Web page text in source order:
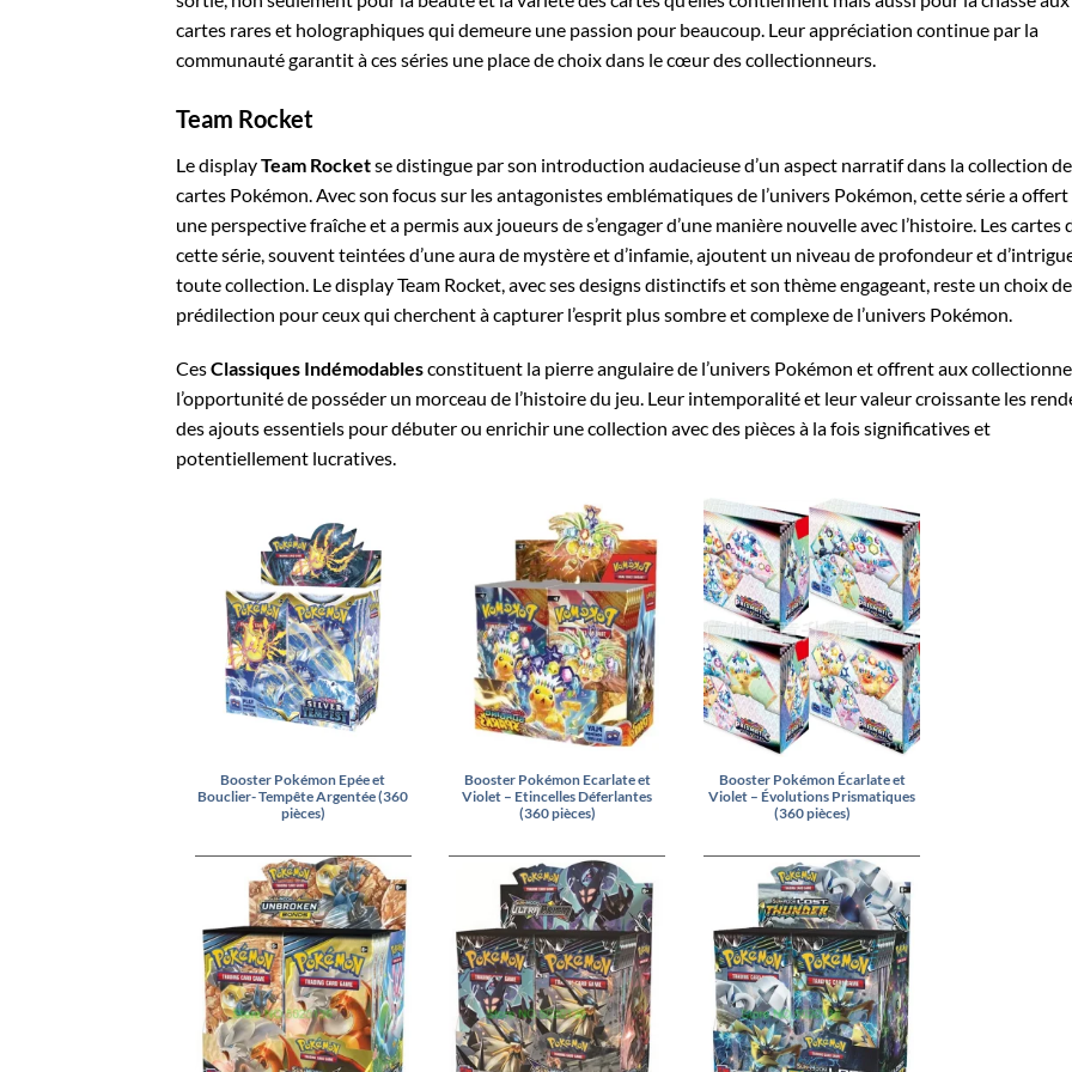
cartes rares et holographiques qui demeure une passion pour beaucoup. Leur appréciation continue par la
communauté garantit à ces séries une place de choix dans le cœur des collectionneurs.
Team Rocket
Le displayTeam Rocketse distingue par son introduction audacieuse d’un aspect narratif dans la collection de
cartes Pokémon. Avec son focus sur les antagonistes emblématiques de l’univers Pokémon, cette série a offert
une perspective fraîche et a permis aux joueurs de s’engager d’une manière nouvelle avec l’histoire. Les cartes
cette série, souvent teintées d’une aura de mystère et d’infamie, ajoutent un niveau de profondeur et
toute collection. Le display Team Rocket, avec ses designs distinctifs et son thème engageant, reste un choix de
prédilection pour ceux qui cherchent à capturer l’esprit plus sombre et complexe de l’univers Pokémon.
CesClassiques Indémodablesconstituent la pierre angulaire de l’univers Pokémon et offrent aux
l’opportunité de posséder un morceau de l’histoire du jeu. Leur intemporalité et leur valeur croissante les
des ajouts essentiels pour débuter ou enrichir une collection avec des pièces à la fois significatives et
potentiellement lucratives.
Booster Pokémon Epée et
Bouclier- Tempête Argentée (360
pièces)
Booster Pokémon Ecarlate et
Violet – Etincelles Déferlantes
(360 pièces)
Booster Pokémon Écarlate et
Violet – Évolutions Prismatiques
(360 pièces)